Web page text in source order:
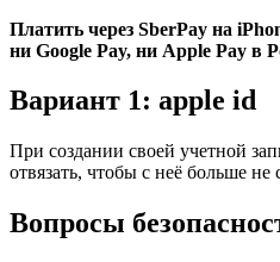
Платить через SberPay на
ни Google Pay, ни Apple Pay в
Вариант 1: apple id
При создании своей учетной
отвязать, чтобы с неё больше
Вопросы